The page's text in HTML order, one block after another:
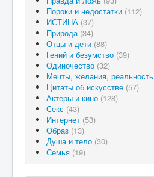
Пороки и недостатки (112)
ИСТИНА (37)
Природа (34)
Отцы и дети (88)
Гений и безумство (39)
Одиночество (32)
Мечты, желания, реальность
Цитаты об искусстве (57)
Актеры и кино (128)
Секс (43)
Интернет (53)
Образ (13)
Душа и тело (30)
Семья (19)